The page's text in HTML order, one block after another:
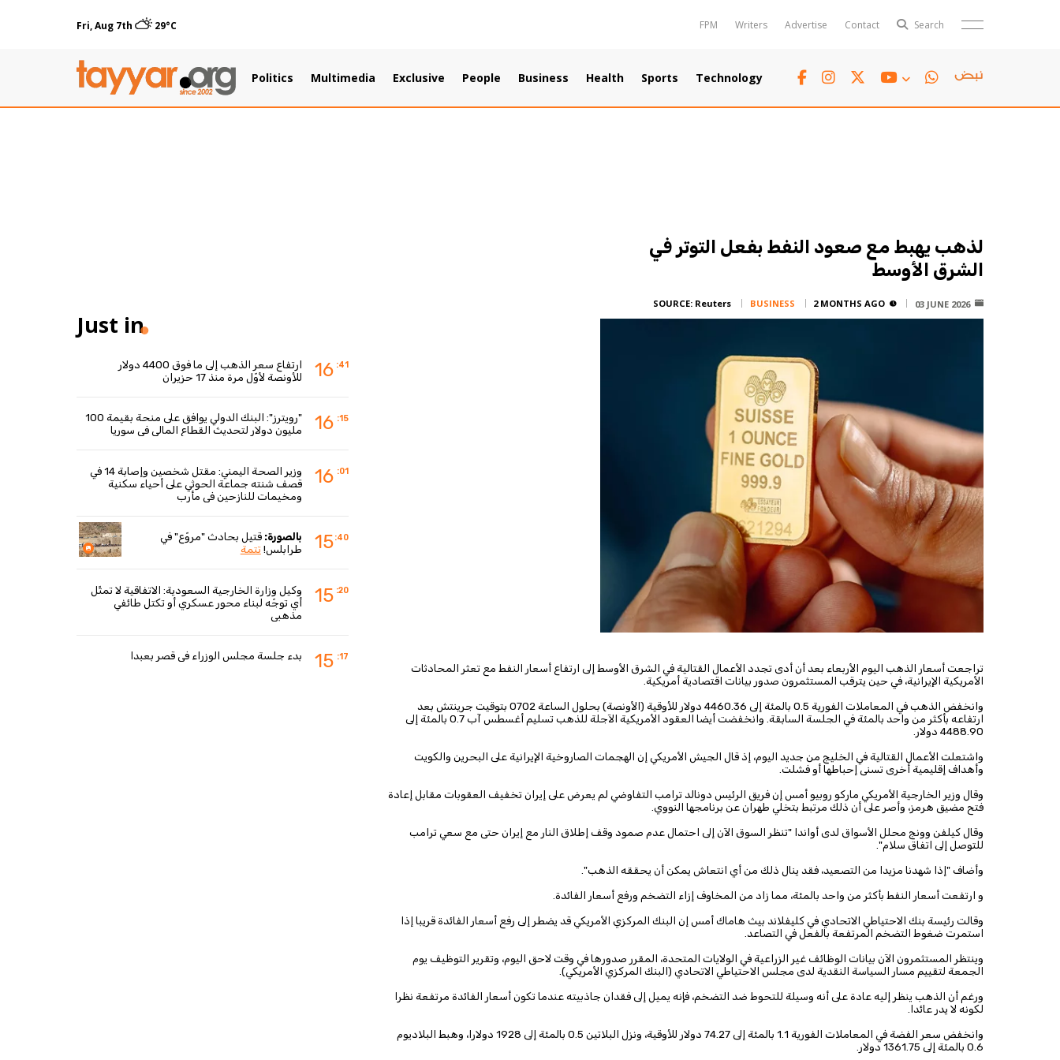
Fri, Aug 7th 29°C FPM Writers Advertise Contact Search
Polls
Politics Multimedia Exclusive People Business Health Sports Technology
TTV
لذهب يهبط مع صعود النفط بفعل التوتر في
الشرق الأوسط
03 JUNE 2026
2 MONTHS AGO
BUSINESS
SOURCE: Reuters
تراجعت أسعار الذهب اليوم الأربعاء بعد أن أدى تجدد الأعمال القتالية في الشرق الأوسط إلى ​ارتفاع أسعار النفط مع تعثر المحادثات
الأمريكية الإيرانية، في حين ‌يترقب المستثمرون صدور بيانات اقتصادية أمريكية.
وانخفض الذهب في المعاملات الفورية 0.5 بالمئة إلى 4460.36 دولار للأوقية (الأونصة) بحلول الساعة 0702 بتوقيت جرينتش بعد
ارتفاعه بأكثر من واحد بالمئة في الجلسة السابقة. وانخفضت أيضا العقود ​الأمريكية الآجلة للذهب تسليم أغسطس آب 0.7 بالمئة إلى
4488.90 دولار.
واشتعلت الأعمال القتالية في ​الخليج من جديد اليوم، إذ قال الجيش الأمريكي إن الهجمات ⁠الصاروخية الإيرانية على البحرين والكويت
وأهداف إقليمية أخرى تسنى إحباطها أو ​فشلت.
وقال وزير الخارجية الأمريكي ماركو روبيو أمس إن فريق الرئيس دونالد ترامب ​التفاوضي لم يعرض على إيران تخفيف العقوبات مقابل إعادة
فتح مضيق هرمز، وأصر على أن ذلك مرتبط بتخلي طهران عن برنامجها النووي.
وقال كيلفن وونج محلل الأسواق لدى ​أواندا "تنظر السوق الآن إلى احتمال عدم صمود وقف إطلاق النار مع ​إيران حتى مع سعي ترامب
للتوصل إلى اتفاق سلام".
وأضاف "إذا شهدنا مزيدا من التصعيد، فقد ‌ينال ⁠ذلك من أي انتعاش يمكن أن يحققه الذهب".
و ارتفعت أسعار النفط بأكثر من واحد بالمئة، مما زاد من المخاوف إزاء التضخم ورفع أسعار الفائدة.
وقالت رئيسة بنك الاحتياطي الاتحادي في كليفلاند بيث هاماك أمس إن البنك المركزي ​الأمريكي قد يضطر ​إلى رفع أسعار ⁠الفائدة قريبا إذا
استمرت ضغوط التضخم المرتفعة بالفعل في التصاعد.
وينتظر المستثمرون الآن بيانات الوظائف غير الزراعية في ​الولايات المتحدة، المقرر صدورها في وقت لاحق اليوم، وتقرير ​التوظيف يوم
⁠الجمعة لتقييم مسار السياسة النقدية لدى مجلس الاحتياطي الاتحادي (البنك المركزي الأمريكي).
ورغم أن الذهب ينظر إليه عادة على أنه وسيلة للتحوط ضد التضخم، فإنه يميل ⁠إلى ​فقدان جاذبيته عندما تكون أسعار الفائدة مرتفعة ​نظرا
لكونه لا يدر عائدا.
وانخفض سعر الفضة في المعاملات الفورية 1.1 بالمئة إلى 74.27 دولار للأوقية، ونزل البلاتين 0.5 بالمئة إلى 1928 دولارا، ​وهبط البلاديوم
0.6 بالمئة إلى 1361.75 دولار.
Just in
16 :41
ارتفاع سعر الذهب إلى ما فوق 4400 دولار
للأونصة لأوّل مرة منذ 17 حزيران
16 :15
"رويترز": البنك الدولي يوافق على منحة بقيمة 100
مليون دولار لتحديث القطاع المالي في سوريا
16 :01
وزير الصحة اليمني: مقتل شخصين وإصابة 14 في
قصف شنته جماعة الحوثي على أحياء سكنية
ومخيمات للنازحين في مأرب
15:40 بالصورة: قتيل بحادث "مروّع" في
طرابلس!تتمة
15 :20
وكيل وزارة الخارجية السعودية: الاتفاقية لا تمثّل
أي توجّه لبناء محور عسكري أو تكتل طائفي
مذهبي
15 :17 بدء جلسة مجلس الوزراء في قصر بعبدا